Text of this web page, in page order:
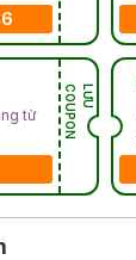
từ
L
Ư
U
C
O
U
P
O
N